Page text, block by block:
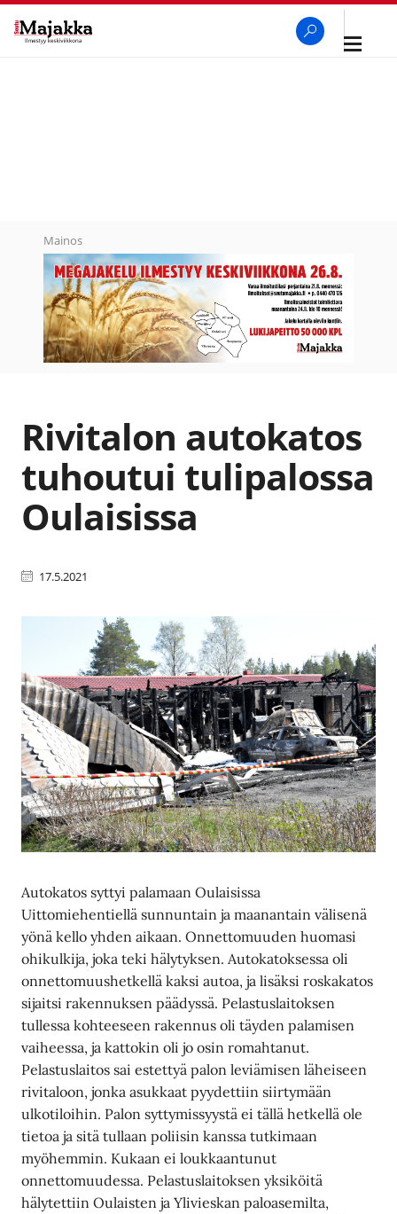
Avaa
Mainos
Rivitalon autokatos
tuhoutui tulipalossa
Oulaisissa
17.5.2021
Autokatos syttyi palamaan Oulaisissa
Uittomiehentiellä sunnuntain ja maanantain välisenä
yönä kello yhden aikaan. Onnettomuuden huomasi
ohikulkija, joka teki hälytyksen. Autokatoksessa oli
onnettomuushetkellä kaksi autoa, ja lisäksi roskakatos
sijaitsi rakennuksen päädyssä. Pelastuslaitoksen
tullessa kohteeseen rakennus oli täyden palamisen
vaiheessa, ja kattokin oli jo osin romahtanut.
Pelastuslaitos sai estettyä palon leviämisen läheiseen
rivitaloon, jonka asukkaat pyydettiin siirtymään
ulkotiloihin. Palon syttymissyystä ei tällä hetkellä ole
tietoa ja sitä tullaan poliisin kanssa tutkimaan
myöhemmin. Kukaan ei loukkaantunut
onnettomuudessa. Pelastuslaitoksen yksiköitä
hälytettiin Oulaisten ja Ylivieskan paloasemilta,